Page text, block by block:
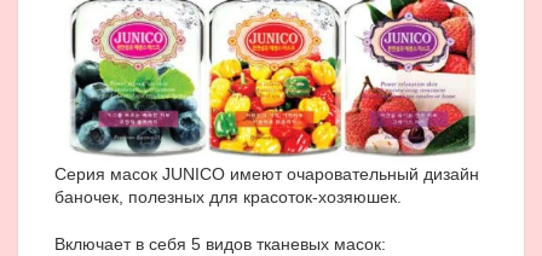
Серия масок JUNICO имеют очаровательный дизайн
баночек, полезных для красоток-хозяюшек.
Включает в себя 5 видов тканевых масок: